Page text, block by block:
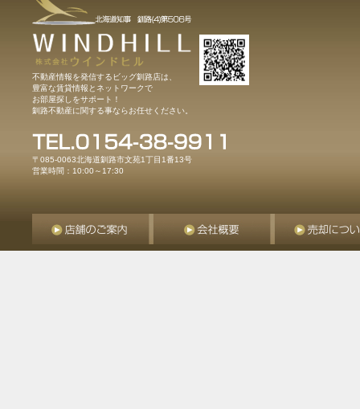
不動産情報を発信するビッグ釧路店は、
豊富な賃貸情報とネットワークで
お部屋探しをサポート！
釧路不動産に関する事ならお任せください。
〒085-0063北海道釧路市文苑1丁目1番13号
営業時間：10:00～17:30